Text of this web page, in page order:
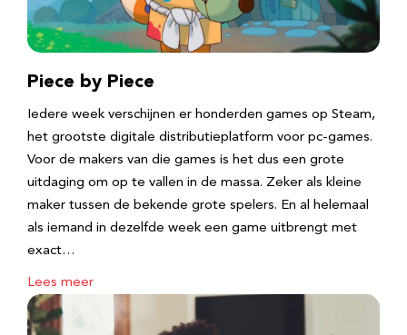
Piece by Piece
Iedere week verschijnen er honderden games op Steam,
het grootste digitale distributieplatform voor pc-games.
Voor de makers van die games is het dus een grote
uitdaging om op te vallen in de massa. Zeker als kleine
maker tussen de bekende grote spelers. En al helemaal
als iemand in dezelfde week een game uitbrengt met
exact…
Lees meer